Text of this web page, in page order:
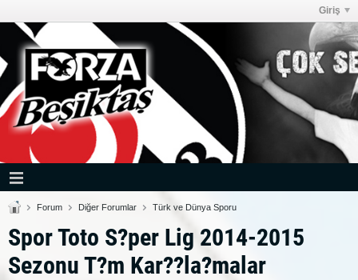
Giriş
Forum Diğer Forumlar Türk ve Dünya Sporu
Spor Toto S?per Lig 2014-2015
Sezonu T?m Kar??la?malar